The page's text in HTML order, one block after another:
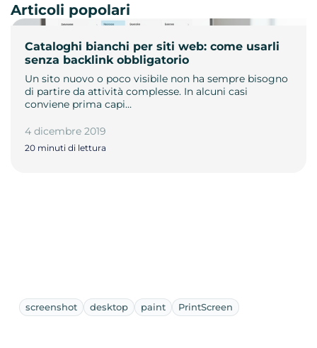
Cataloghi bianchi per siti web: come usarli
senza backlink obbligatorio
Un sito nuovo o poco visibile non ha sempre bisogno
di partire da attività complesse. In alcuni casi
conviene prima capi…
4 dicembre 2019
20 minuti di lettura
Articoli popolari
screenshot desktop paint PrintScreen